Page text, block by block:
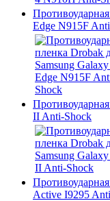
Edge N915F
II Anti-Shock
Active I9295